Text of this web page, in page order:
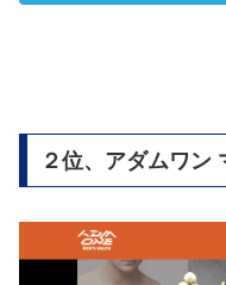
２位、アダムワン